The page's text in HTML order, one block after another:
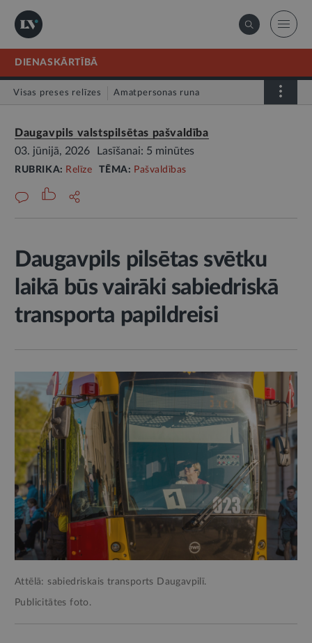
DIENASKĀRTĪBĀ
Visas preses relīzes Amatpersonas runa
Daugavpils valstspilsētas pašvaldība
03. jūnijā, 2026
Lasīšanai: 5 minūtes
RUBRIKA: Relīze TĒMA: Pašvaldības
Daugavpils pilsētas svētku
laikā būs vairāki sabiedriskā
transporta papildreisi
Attēlā: sabiedriskais transports Daugavpilī.
Publicitātes foto.